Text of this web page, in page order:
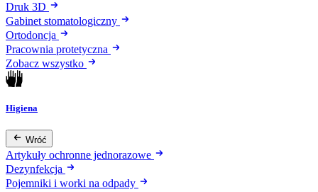
Druk 3D
Gabinet stomatologiczny
Ortodoncja
Pracownia protetyczna
Zobacz wszystko
Higiena
Wróć
Artykuły ochronne jednorazowe
Dezynfekcja
Pojemniki i worki na odpady